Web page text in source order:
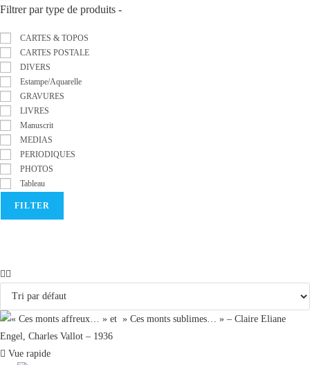
Filtrer par type de produits -
CARTES & TOPOS
CARTES POSTALE
DIVERS
Estampe/Aquarelle
GRAVURES
LIVRES
Manuscrit
MEDIAS
PERIODIQUES
PHOTOS
Tableau
FILTER
Vue rapide